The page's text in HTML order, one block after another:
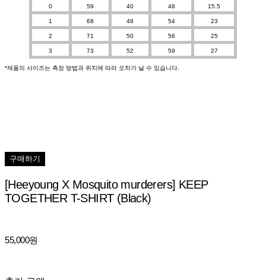
0 59 40 48 15.5
1 68 48 54 23
2 71 50 56 25
3 73 52 59 27
*제품의 사이즈는 측정 방법과 위치에 따라 오차가 날 수 있습니다.
구매하기
[Heeyoung X Mosquito murderers] KEEP
TOGETHER T-SHIRT (Black)
55,000원